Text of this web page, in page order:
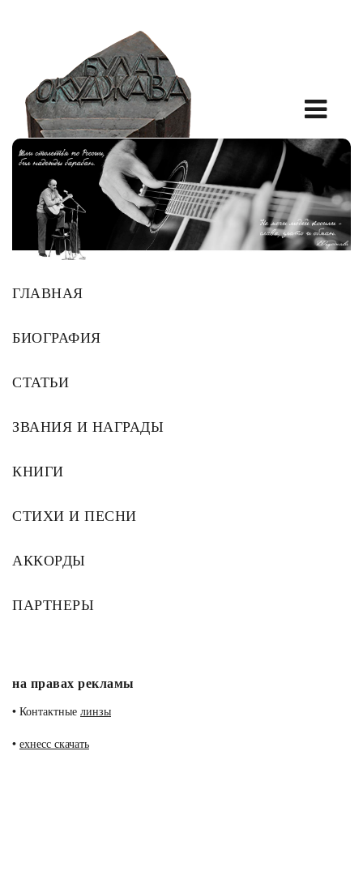
ГЛАВНАЯ
БИОГРАФИЯ
СТАТЬИ
ЗВАНИЯ И НАГРАДЫ
КНИГИ
СТИХИ И ПЕСНИ
АККОРДЫ
ПАРТНЕРЫ
на правах рекламы
• Контактные линзы
• ехнесс скачать